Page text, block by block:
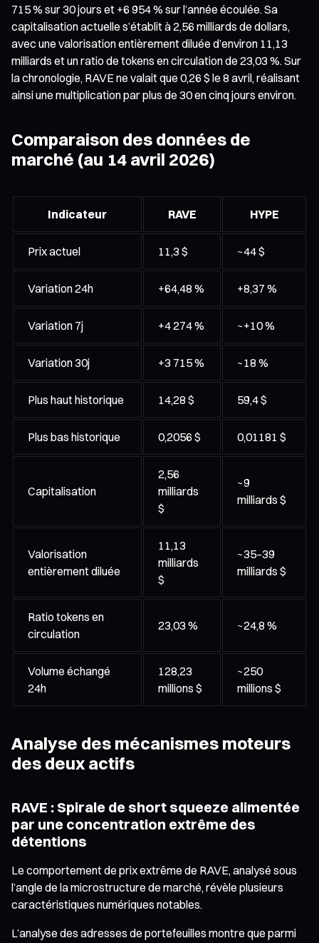
715 % sur 30 jours et +6 954 % sur l’année écoulée. Sa
capitalisation actuelle s’établit à 2,56 milliards de dollars,
avec une valorisation entièrement diluée d’environ 11,13
milliards et un ratio de tokens en circulation de 23,03 %. Sur
la chronologie, RAVE ne valait que 0,26 $ le 8 avril, réalisant
ainsi une multiplication par plus de 30 en cinq jours environ.
Comparaison des données de
marché (au 14 avril 2026)
Indicateur RAVE HYPE
Prix actuel 11,3 $ ~44 $
Variation 24h +64,48 % +8,37 %
Variation 7j +4 274 % ~+10 %
Variation 30j +3 715 % ~18 %
Plus haut historique 14,28 $ 59,4 $
Plus bas historique 0,2056 $ 0,01181 $
Capitalisation
2,56
milliards
$
~9
milliards $
Valorisation
entièrement diluée
11,13
milliards
$
~35–39
milliards $
Ratio tokens en
circulation
23,03 % ~24,8 %
Volume échangé
24h
128,23
millions $
~250
millions $
Analyse des mécanismes moteurs
des deux actifs
RAVE : Spirale de short squeeze alimentée
par une concentration extrême des
détentions
Le comportement de prix extrême de RAVE, analysé sous
l’angle de la microstructure de marché, révèle plusieurs
caractéristiques numériques notables.
L’analyse des adresses de portefeuilles montre que parmi